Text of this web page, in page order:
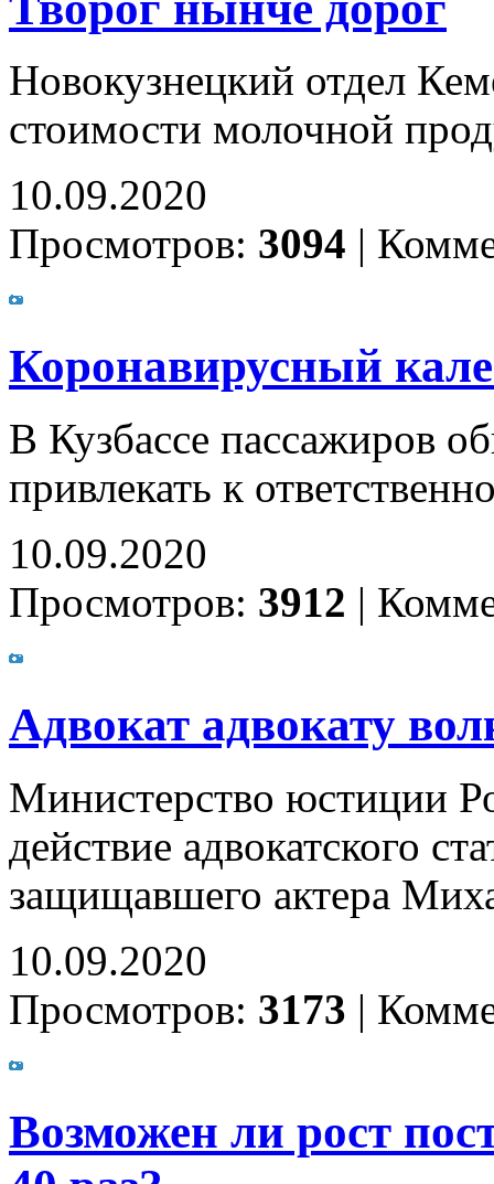
Новокузнецкий отдел
стоимости молочной
10.09.2020
Просмотров: 3094 |
Коронавирусный
В Кузбассе пассажиров
привлекать к
10.09.2020
Просмотров: 3912 |
Адвокат адвокату
Министерство юстиции
действие адвокатского
защищавшего актера
10.09.2020
Просмотров: 3173 |
Возможен ли рост